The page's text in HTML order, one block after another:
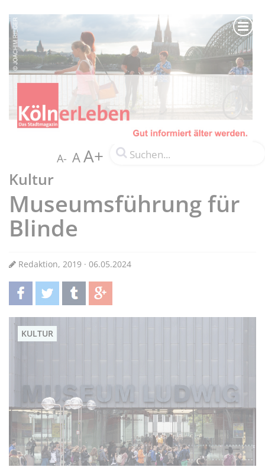
A- AA+
Kultur
Museumsführung für
Blinde
Redaktion, 2019 · 06.05.2024
teilentwittern teilen teilen
KULTUR